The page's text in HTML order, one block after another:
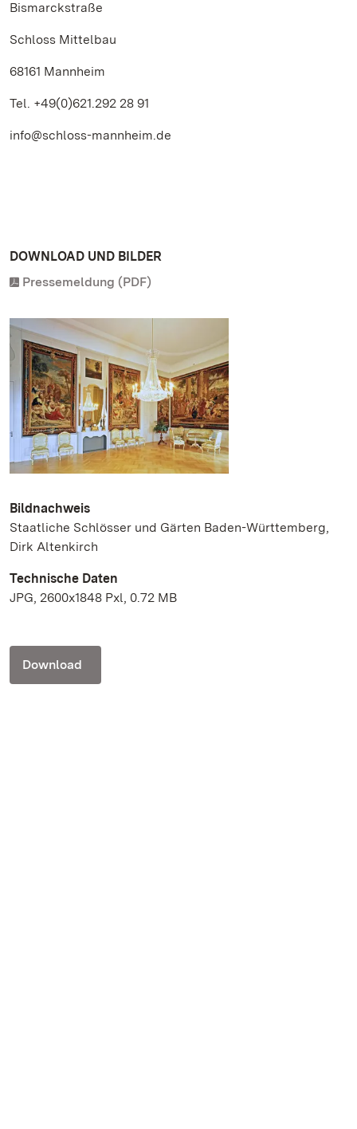
Bismarckstraße
Schloss Mittelbau
68161 Mannheim
Tel. +49(0)621.292 28 91
info@schloss-mannheim.de
DOWNLOAD UND BILDER
Pressemeldung (PDF)
Bildnachweis
Staatliche Schlösser und Gärten Baden-Württemberg,
Dirk Altenkirch
Technische Daten
JPG, 2600x1848 Pxl, 0.72 MB
Download